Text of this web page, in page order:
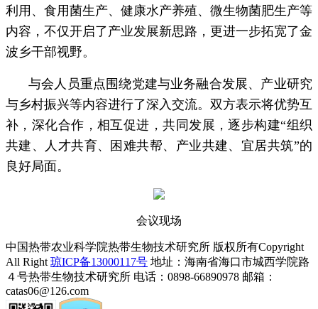
利用、食用菌生产、健康水产养殖、微生物菌肥生产等
内容，不仅开启了产业发展新思路，更进一步拓宽了金
波乡干部视野。
与会人员重点围绕党建与业务融合发展、产业研究
与乡村振兴等内容进行了深入交流。双方表示将优势互
补，深化合作，相互促进，共同发展，逐步构建“组织
共建、人才共育、困难共帮、产业共建、宜居共筑”的
良好局面。
会议现场
中国热带农业科学院热带生物技术研究所 版权所有Copyright
All Right 琼ICP备13000117号 地址：海南省海口市城西学院路
４号热带生物技术研究所 电话：0898-66890978 邮箱：
catas06@126.com